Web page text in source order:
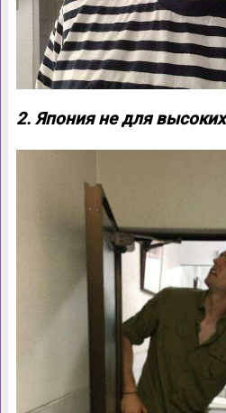
2. Япония не для высоких